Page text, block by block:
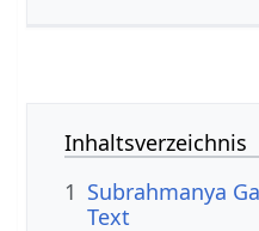
Inhaltsverzeichnis
1 Subrahmanya
Text